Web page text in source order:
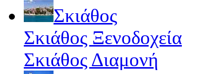
Σκιάθος
Σκιάθος Ξενοδοχεία
Σκιάθος Διαμονή